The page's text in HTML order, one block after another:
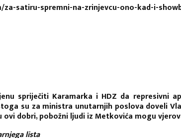
satiru-spremni-na-zrinjevcu-ono-kad-i-
spriječiti Karamarka i HDZ da represivni
su za ministra unutarnjih poslova doveli
ovi dobri, pobožni ljudi iz Metkovića mogu
lista